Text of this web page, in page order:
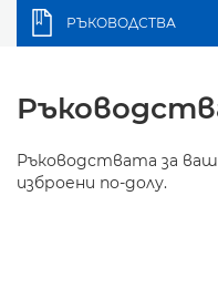
РЪКОВОДСТВА
Ръководствата за
изброени по-долу.